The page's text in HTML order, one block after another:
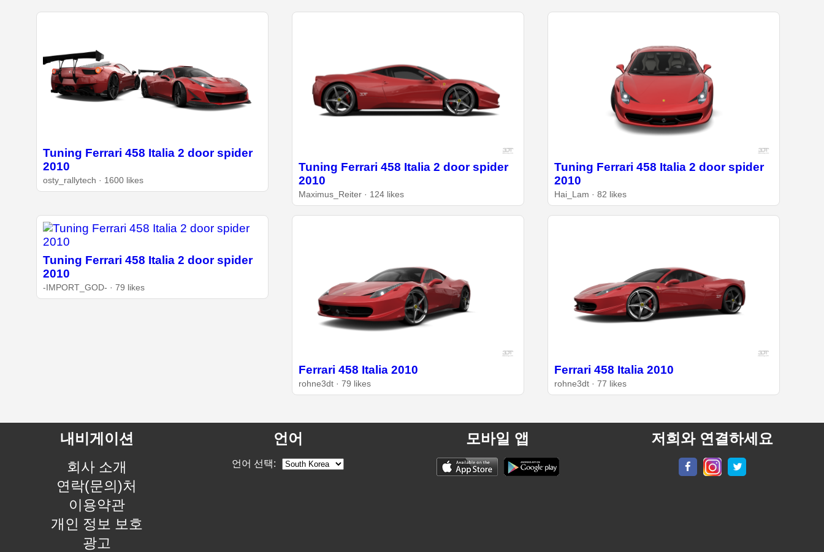
Tuning Ferrari 458 Italia 2 door spider
2010
osty_rallytech · 1600 likes
Tuning Ferrari 458 Italia 2 door spider
2010
Maximus_Reiter · 124 likes
Tuning Ferrari 458 Italia 2 door spider
2010
Hai_Lam · 82 likes
Tuning Ferrari 458 Italia 2 door spider
2010
-IMPORT_GOD- · 79 likes
Ferrari 458 Italia 2010
rohne3dt · 79 likes
Ferrari 458 Italia 2010
rohne3dt · 77 likes
내비게이션
회사 소개
연락(문의)처
이용약관
개인 정보 보호
광고
언어
언어 선택:
모바일 앱 저희와 연결하세요